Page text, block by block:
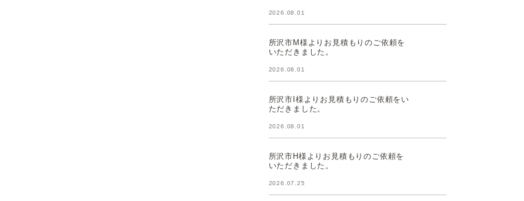
2026.08.01
所沢市M様よりお見積もりのご依頼を
いただきました。
2026.08.01
所沢市I様よりお見積もりのご依頼をい
ただきました。
2026.08.01
所沢市H様よりお見積もりのご依頼を
いただきました。
2026.07.25